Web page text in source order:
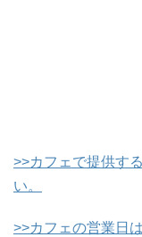
>>カフェで提供す
い。
>>カフェの営業日